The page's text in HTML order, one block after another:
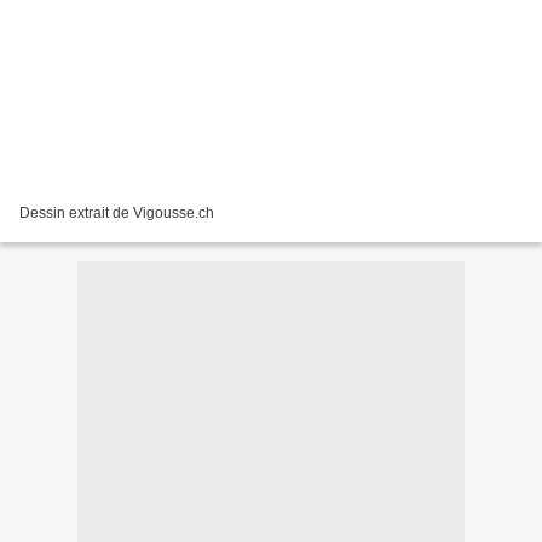
Dessin extrait de Vigousse.ch